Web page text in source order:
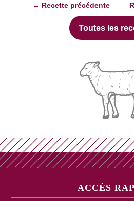
← Recette précédente
Toutes les
ACCÈS